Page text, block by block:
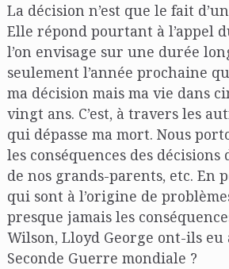
La décision n’est que le fait
Elle répond pourtant à l’appel
l’on envisage sur une durée
seulement l’année prochaine
ma décision mais ma vie dans
vingt ans. C’est, à travers les
qui dépasse ma mort. Nous
les conséquences des décisions
de nos grands-parents, etc. En
qui sont à l’origine de
presque jamais les
Wilson, Lloyd George ont-ils eu
Seconde Guerre mondiale ?